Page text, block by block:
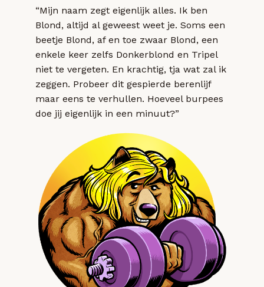
“Mijn naam zegt eigenlijk alles. Ik ben
Blond, altijd al geweest weet je. Soms een
beetje Blond, af en toe zwaar Blond, een
enkele keer zelfs Donkerblond en Tripel
niet te vergeten. En krachtig, tja wat zal ik
zeggen. Probeer dit gespierde berenlijf
maar eens te verhullen. Hoeveel burpees
doe jij eigenlijk in een minuut?”